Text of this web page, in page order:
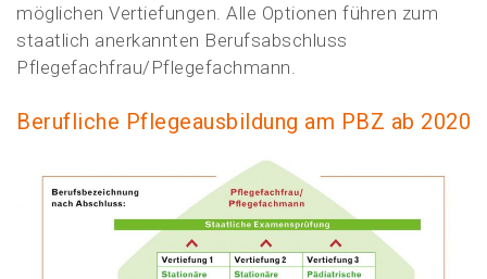
möglichen Vertiefungen. Alle Optionen führen zum
staatlich anerkannten Berufsabschluss
Pflegefachfrau/Pflegefachmann.
Berufliche Pflegeausbildung am PBZ ab 2020